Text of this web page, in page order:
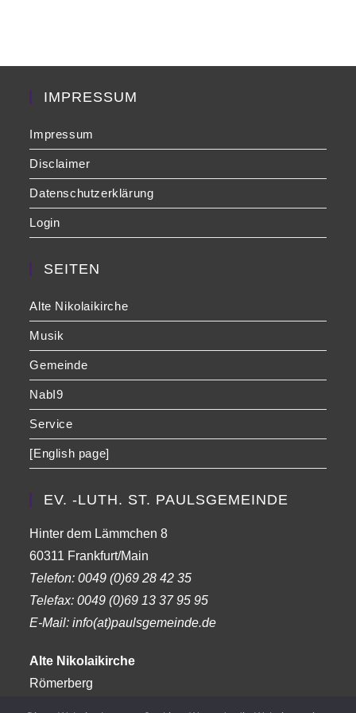
IMPRESSUM
Impressum
Disclaimer
Datenschutzerklärung
Login
SEITEN
Alte Nikolaikirche
Musik
Gemeinde
NabI9
Service
[English page]
EV. -LUTH. ST. PAULSGEMEINDE
Hinter dem Lämmchen 8
60311 Frankfurt/Main
Telefon:0049 (0)69 28 42 35
Telefax:0049 (0)69 13 37 95 95
E-Mail: info(at)paulsgemeinde.de
Alte Nikolaikirche
Römerberg